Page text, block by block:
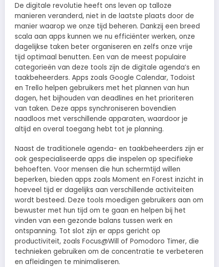
De digitale revolutie heeft ons leven op talloze
manieren veranderd, niet in de laatste plaats door de
manier waarop we onze tijd beheren. Dankzij een breed
scala aan apps kunnen we nu efficiënter werken, onze
dagelijkse taken beter organiseren en zelfs onze vrije
tijd optimaal benutten. Een van de meest populaire
categorieën van deze tools zijn de digitale agenda’s en
taakbeheerders. Apps zoals Google Calendar, Todoist
en Trello helpen gebruikers met het plannen van hun
dagen, het bijhouden van deadlines en het prioriteren
van taken. Deze apps synchroniseren bovendien
naadloos met verschillende apparaten, waardoor je
altijd en overal toegang hebt tot je planning.
Naast de traditionele agenda- en taakbeheerders zijn er
ook gespecialiseerde apps die inspelen op specifieke
behoeften. Voor mensen die hun schermtijd willen
beperken, bieden apps zoals Moment en Forest inzicht in
hoeveel tijd er dagelijks aan verschillende activiteiten
wordt besteed. Deze tools moedigen gebruikers aan om
bewuster met hun tijd om te gaan en helpen bij het
vinden van een gezonde balans tussen werk en
ontspanning. Tot slot zijn er apps gericht op
productiviteit, zoals Focus@Will of Pomodoro Timer, die
technieken gebruiken om de concentratie te verbeteren
en afleidingen te minimaliseren.